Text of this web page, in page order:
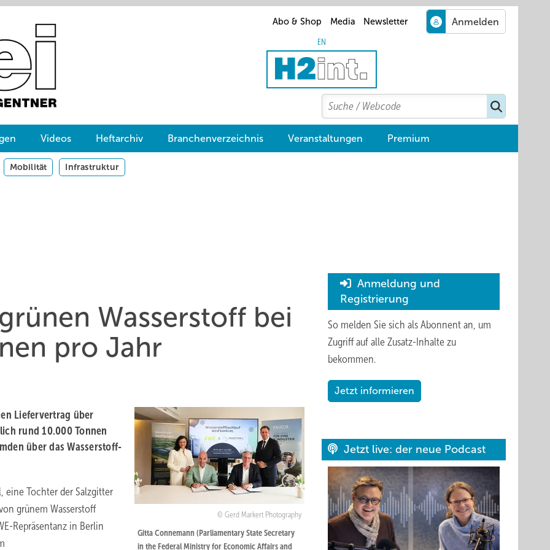
Abo & Shop Media Newsletter
EN
Search
Suchen
Videos Heftarchiv Branchenverzeichnis Veranstaltungen Premium
Mobilität Infrastruktur
Wasserstoff bei
pro Jahr
Gerd Markert Photography
Gitta Connemann (Parliamentary State Secretary
in the Federal Ministry for Economic Affairs and
Liefervertrag über
rund 10.000 Tonnen
über das Wasserstoff-
eine Tochter der Salzgitter
grünem Wasserstoff
Repräsentanz in Berlin
Anmeldung und
Registrierung
So melden Sie sich als Abonnent an, um
Zugriff auf alle Zusatz-Inhalte zu
bekommen.
Jetzt informieren
Jetzt live: der neue Podcast